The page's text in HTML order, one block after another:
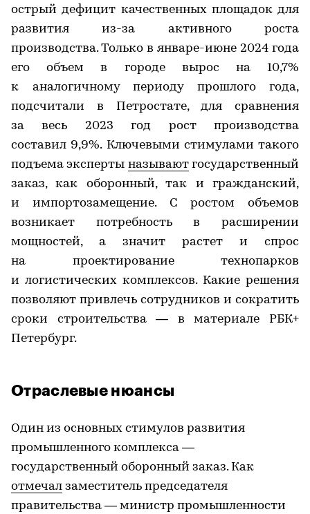
острый дефицит качественных площадок для
развития из-за активного роста
производства. Только в январе-июне 2024 года
его объем в городе вырос на 10,7%
к аналогичному периоду прошлого года,
подсчитали в Петростате, для сравнения
за весь 2023 год рост производства
составил 9,9%. Ключевыми стимулами такого
подъема эксперты называютгосударственный
заказ, как оборонный, так и гражданский,
и импортозамещение. С ростом объемов
возникает потребность в расширении
мощностей, а значит растет и спрос
на проектирование технопарков
и логистических комплексов. Какие решения
позволяют привлечь сотрудников и сократить
сроки строительства — в материале РБК+
Петербург.
Отраслевые нюансы
Один из основных стимулов развития
промышленного комплекса —
государственный оборонный заказ. Как
отмечал заместитель председателя
правительства — министр промышленности